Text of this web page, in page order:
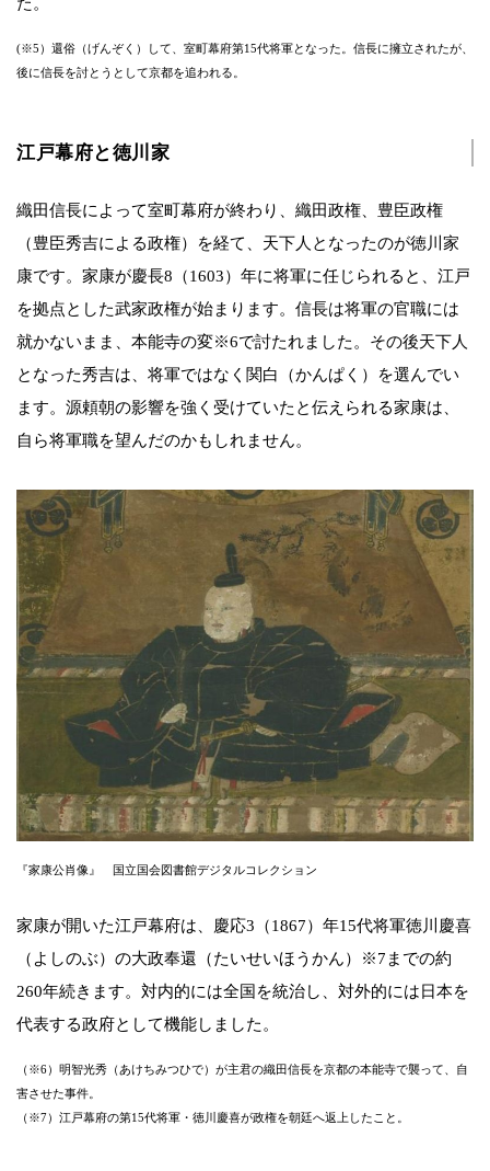
(※5）還俗（げんぞく）して、室町幕府第15代将軍となった。信長に擁立されたが、
後に信長を討とうとして京都を追われる。
江戸幕府と徳川家
織田信長によって室町幕府が終わり、織田政権、豊臣政権
（豊臣秀吉による政権）を経て、天下人となったのが徳川家
康です。家康が慶長8（1603）年に将軍に任じられると、江戸
を拠点とした武家政権が始まります。信長は将軍の官職には
就かないまま、本能寺の変※6で討たれました。その後天下人
となった秀吉は、将軍ではなく関白（かんぱく）を選んでい
ます。源頼朝の影響を強く受けていたと伝えられる家康は、
自ら将軍職を望んだのかもしれません。
『家康公肖像』 国立国会図書館デジタルコレクション
家康が開いた江戸幕府は、慶応3（1867）年15代将軍徳川慶喜
（よしのぶ）の大政奉還（たいせいほうかん）※7までの約
260年続きます。対内的には全国を統治し、対外的には日本を
代表する政府として機能しました。
（※6）明智光秀（あけちみつひで）が主君の織田信長を京都の本能寺で襲って、自
害させた事件。
（※7）江戸幕府の第15代将軍・徳川慶喜が政権を朝廷へ返上したこと。